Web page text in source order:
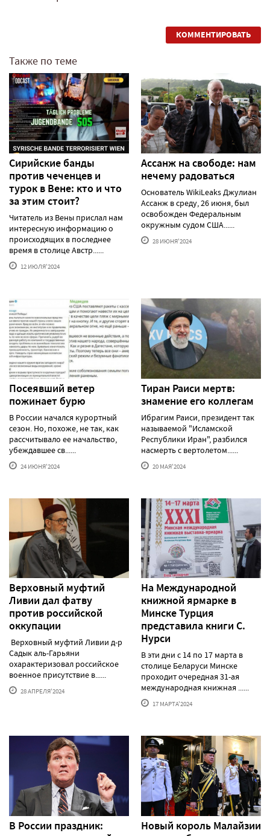
КОММЕНТИРОВАТЬ
Также по теме
Сирийские банды
против чеченцев и
турок в Вене: кто и что
за этим стоит?
Читатель из Вены прислал нам
интересную информацию о
происходящих в последнее
время в столице Австр......
12 ИЮЛЯ'2024
Ассанж на свободе: нам
нечему радоваться
Основатель WikiLeaks Джулиан
Ассанж в среду, 26 июня, был
освобожден Федеральным
окружным судом США......
28 ИЮНЯ'2024
Посеявший ветер
пожинает бурю
В России начался курортный
сезон. Но, похоже, не так, как
рассчитывало ее начальство,
убеждавшее св......
24 ИЮНЯ'2024
Тиран Раиси мертв:
знамение его коллегам
Ибрагим Раиси, президент так
называемой "Исламской
Республики Иран", разбился
насмерть с вертолетом......
20 МАЯ'2024
Верховный муфтий
Ливии дал фатву
против российской
оккупации
Верховный муфтий Ливии д-р
Садык аль-Гарьяни
охарактеризовал российское
военное присутствие в......
28 АПРЕЛЯ'2024
На Международной
книжной ярмарке в
Минске Турция
представила книги С.
Нурси
В эти дни с 14 по 17 марта в
столице Беларуси Минске
проходит очередная 31-ая
международная книжная ......
17 МАРТА'2024
В России праздник:
Новый король Малайзии